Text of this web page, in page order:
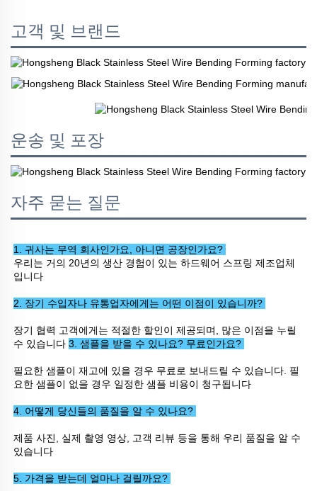
고객 및 브랜드
운송 및 포장
자주 묻는 질문
1. 귀사는 무역 회사인가요, 아니면 공장인가요?
우리는 거의 20년의 생산 경험이 있는 하드웨어 스프링 제조업체
입니다
2. 장기 수입자나 유통업자에게는 어떤 이점이 있습니까?
장기 협력 고객에게는 적절한 할인이 제공되며, 많은 이점을 누릴
수 있습니다 3. 샘플을 받을 수 있나요? 무료인가요?
필요한 샘플이 재고에 있을 경우 무료로 보내드릴 수 있습니다. 필
요한 샘플이 없을 경우 일정한 샘플 비용이 청구됩니다
4. 어떻게 당신들의 품질을 알 수 있나요?
제품 사진, 실제 촬영 영상, 고객 리뷰 등을 통해 우리 품질을 알 수
있습니다
5. 가격을 받는데 얼마나 걸릴까요?